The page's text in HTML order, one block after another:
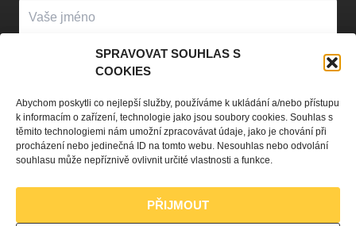
SPRAVOVAT SOUHLAS S
COOKIES
Abychom poskytli co nejlepší služby, používáme k ukládání a/nebo přístupu
k informacím o zařízení, technologie jako jsou soubory cookies. Souhlas s
těmito technologiemi nám umožní zpracovávat údaje, jako je chování při
procházení nebo jedinečná ID na tomto webu. Nesouhlas nebo odvolání
souhlasu může nepříznivě ovlivnit určité vlastnosti a funkce.
PŘIJMOUT
Vyplněním vašeho jména a e-mailu souhlasíte sezpracováním
osobních údajůa zasíláním obchodních sdělení.